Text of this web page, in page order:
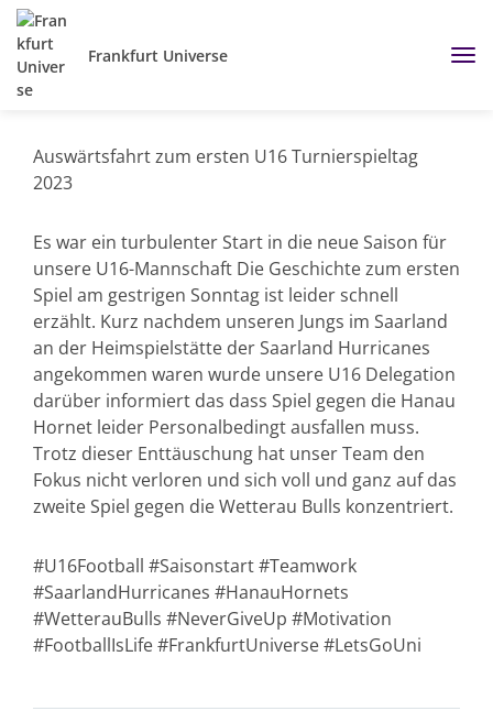
Frankfurt Universe
Auswärtsfahrt zum ersten U16 Turnierspieltag
2023
Es war ein turbulenter Start in die neue Saison für
unsere U16-Mannschaft Die Geschichte zum ersten
Spiel am gestrigen Sonntag ist leider schnell
erzählt. Kurz nachdem unseren Jungs im Saarland
an der Heimspielstätte der Saarland Hurricanes
angekommen waren wurde unsere U16 Delegation
darüber informiert das dass Spiel gegen die Hanau
Hornet leider Personalbedingt ausfallen muss.
Trotz dieser Enttäuschung hat unser Team den
Fokus nicht verloren und sich voll und ganz auf das
zweite Spiel gegen die Wetterau Bulls konzentriert.
#U16Football #Saisonstart #Teamwork
#SaarlandHurricanes #HanauHornets
#WetterauBulls #NeverGiveUp #Motivation
#FootballIsLife #FrankfurtUniverse #LetsGoUni